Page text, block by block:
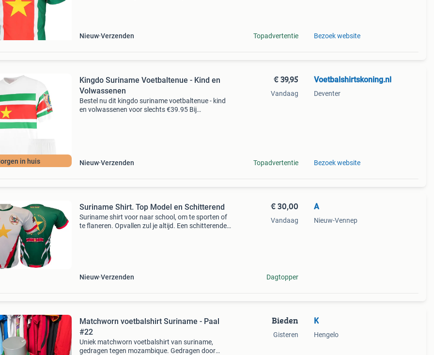
Nieuw Verzenden Topadvertentie Bezoek website
in huis
Kingdo Suriname Voetbaltenue - Kind en
Volwassenen
Bestel nu dit kingdo suriname voetbaltenue - kind
en volwassenen voor slechts €39.95 Bij
Nieuw Verzenden
€ 39,95
Vandaag
Topadvertentie
Voetbalshirtskoning.nl
Deventer
Bezoek website
Suriname Shirt. Top Model en Schitterend
Suriname shirt voor naar school, om te sporten of
te flaneren. Opvallen zul je altijd. Een schitterende
Nieuw Verzenden
€ 30,00
Vandaag
Dagtopper
A
Nieuw-Vennep
Matchworn voetbalshirt Suriname - Paal
#22
Uniek matchworn voetbalshirt van suriname,
gedragen tegen mozambique. Gedragen door
Bieden
Gisteren
K
Hengelo